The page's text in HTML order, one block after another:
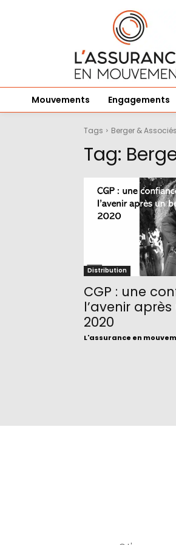
Mouvements Engagements
Tags Berger & Associés
Tag:
Distribution
CGP : une
l’avenir
2020
L'assurance en